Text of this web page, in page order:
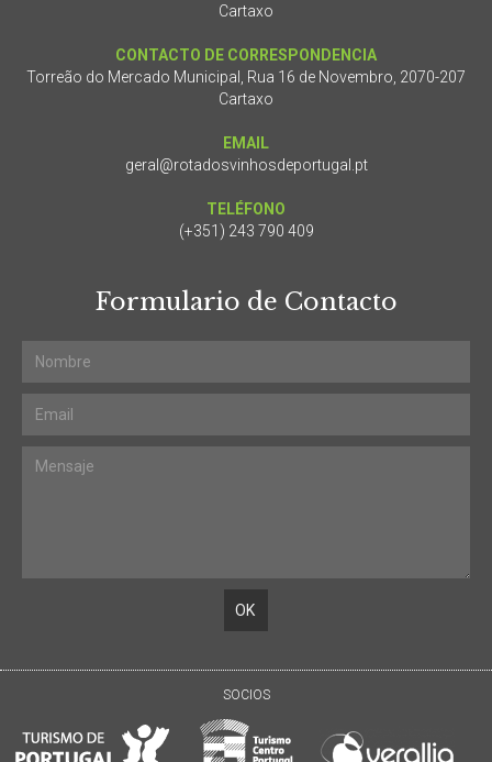
Cartaxo
CONTACTO DE CORRESPONDENCIA
Torreão do Mercado Municipal, Rua 16 de Novembro, 2070-207
Cartaxo
EMAIL
geral@rotadosvinhosdeportugal.pt
TELÉFONO
(+351) 243 790 409
Formulario de Contacto
SOCIOS